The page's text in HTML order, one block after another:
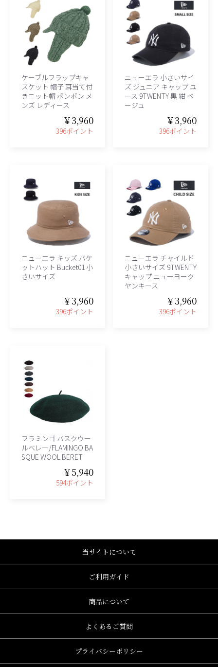
ケーブルフラップキャ
スケット 帽子 耳当て付
きニット帽 ポンポン メ
ンズ レディース
￥3,960
396ポイント
ニューエラ 小さいサイ
ズ ジュニア キャップ ユ
ース 9TWENTY 黒 紺 ベ
ージュ
￥3,960
396ポイント
ニューエラ キッズ バケ
ットハット Bucket01 小
さいサイズ
￥3,960
396ポイント
ニューエラ チャイルド
小さいサイズ 9TWENTY
キャップ ニューヨーク
ヤンキース
￥3,960
396ポイント
フラミンゴ バスクウー
ルベレー/FLAMINGO BA
SQUE WOOL BERET
￥5,940
594ポイント
当サイトについて
ご利用ガイド
商品について
よくあるご質問
プライバシーポリシー